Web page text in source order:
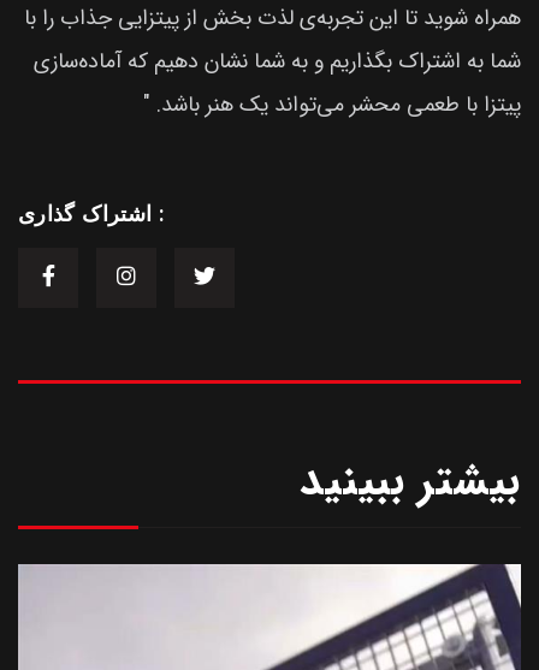
همراه شوید تا این تجربه‌ی لذت بخش از پیتزایی جذاب را با
شما به اشتراک بگذاریم و به شما نشان دهیم که آماده‌سازی
پیتزا با طعمی محشر می‌تواند یک هنر باشد. "
اشتراک گذاری :
بیشتر ببینید